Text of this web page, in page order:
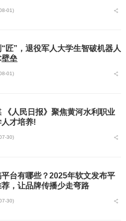
01)
“匠”，退役军人大学生智破机器人
垒
01)
《人民日报》聚焦黄河水利职业
才培养!
30)
台有哪些？2025年软文发布平
，让品牌传播少走弯路
30)